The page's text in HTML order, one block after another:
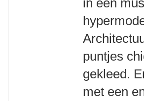
in een
puntjes
gekleed.
met een